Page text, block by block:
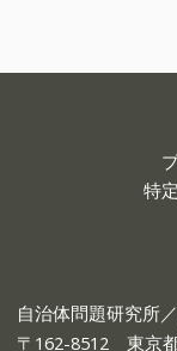
特
自治体問題研究所
〒162-8512 東京